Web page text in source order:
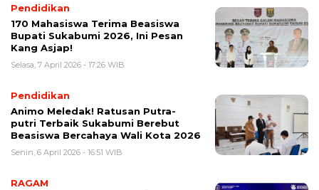
Pendidikan
170 Mahasiswa Terima Beasiswa
Bupati Sukabumi 2026, Ini Pesan
Kang Asjap!
Selasa, 7 April 2026 - 17:26 WIB
Pendidikan
Animo Meledak! Ratusan Putra-
putri Terbaik Sukabumi Berebut
Beasiswa Bercahaya Wali Kota 2026
Senin, 6 April 2026 - 16:51 WIB
RAGAM